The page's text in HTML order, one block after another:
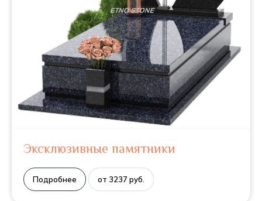
Эксклюзивные памятники
Подробнее от 3237 руб.